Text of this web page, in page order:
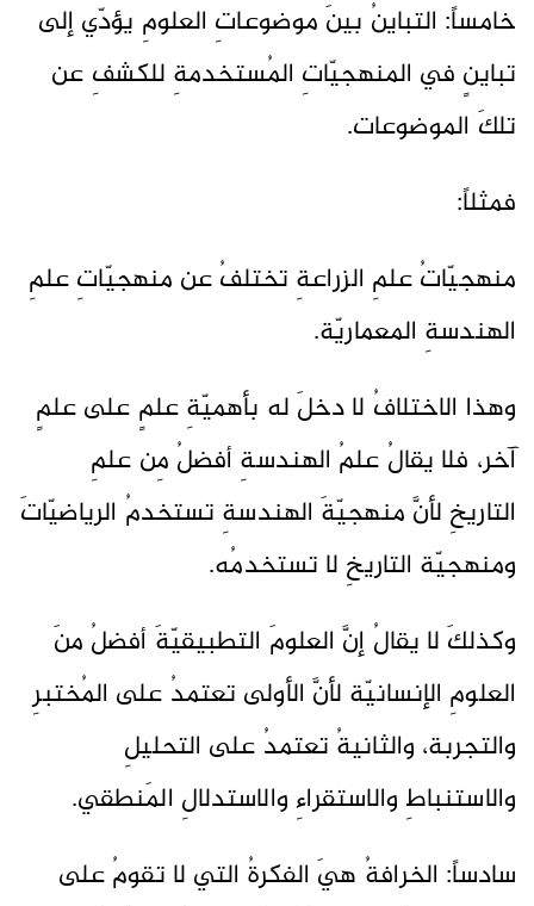
خامساً: التباينُ بينَ موضوعاتِ العلومِ يؤدّي إلى
تباينٍ في المنهجيّاتِ المُستخدمةِ للكشفِ عن
تلكَ الموضوعات.
فمثلاً:
منهجيّاتُ علمِ الزراعةِ تختلفُ عن منهجيّاتِ علمِ
الهندسةِ المعماريّة.
وهذا الاختلافُ لا دخلَ له بأهميّةِ علمٍ على علمٍ
آخر، فلا يقالُ علمُ الهندسةِ أفضلُ مِن علمِ
التاريخِ لأنَّ منهجيّةَ الهندسةِ تستخدمُ الرياضيّاتَ
ومنهجيّة التاريخِ لا تستخدمُه.
وكذلكَ لا يقالُ إنَّ العلومَ التطبيقيّةَ أفضلُ منَ
العلومِ الإنسانيّة لأنَّ الأولى تعتمدُ على المُختبرِ
والتجربة، والثانيةُ تعتمدُ على التحليلِ
والاستنباطِ والاستقراءِ والاستدلالِ المَنطقي.
سادساً: الخرافةُ هيَ الفكرةُ التي لا تقومُ على